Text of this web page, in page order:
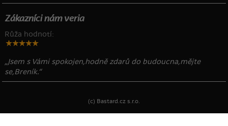
Zákazníci nám veria
Růža hodnotí:
„Jsem s Vámi spokojen,hodně zdarů do budoucna,mějte
se,Breník.“
(c) Bastard.cz s.r.o.